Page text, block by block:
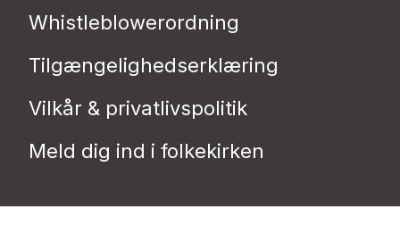
Whistleblowerordning
Tilgængelighedserklæring
Vilkår & privatlivspolitik
Meld dig ind i folkekirken